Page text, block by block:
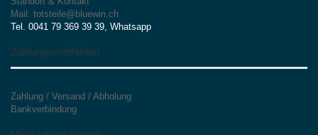
Mail: totsteile@bluewin.ch
Tel. 0041 79 369 39 39, Whatsapp
Zahlungsmethoden
Zahlung / Versand / Abholung
Bankverbindung